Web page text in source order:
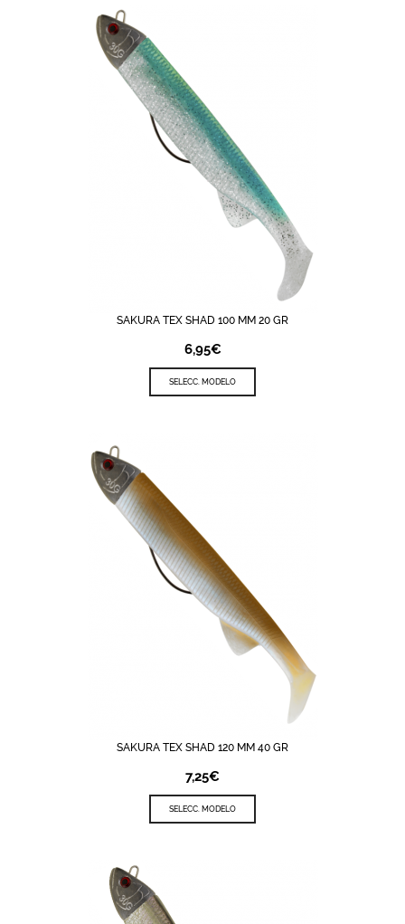
SAKURA TEX SHAD 100 MM 20 GR
6,95€
SELECC. MODELO
SAKURA TEX SHAD 120 MM 40 GR
7,25€
SELECC. MODELO